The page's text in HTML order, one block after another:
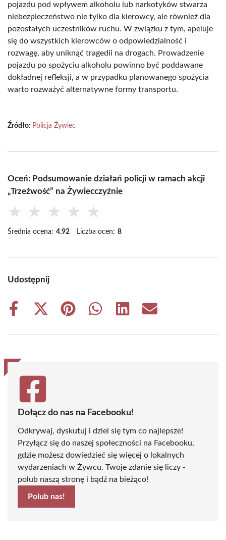
pojazdu pod wpływem alkoholu lub narkotyków stwarza
niebezpieczeństwo nie tylko dla kierowcy, ale również dla
pozostałych uczestników ruchu. W związku z tym, apeluje
się do wszystkich kierowców o odpowiedzialność i
rozwagę, aby uniknąć tragedii na drogach. Prowadzenie
pojazdu po spożyciu alkoholu powinno być poddawane
dokładnej refleksji, a w przypadku planowanego spożycia
warto rozważyć alternatywne formy transportu.
Źródło: Policja Żywiec
Oceń: Podsumowanie działań policji w ramach akcji
„Trzeźwość” na Żywiecczyźnie
★ ★ ★ ★ ★
Średnia ocena: 4.92 Liczba ocen: 8
Udostępnij
Share
Share
(Twitter)
Share
Share
Share
Share
Dołącz do nas na Facebooku!
Odkrywaj, dyskutuj i dziel się tym co najlepsze!
Przyłącz się do naszej społeczności na Facebooku,
gdzie możesz dowiedzieć się więcej o lokalnych
wydarzeniach w Żywcu. Twoje zdanie się liczy -
polub naszą stronę i bądź na bieżąco!
Polub nas!